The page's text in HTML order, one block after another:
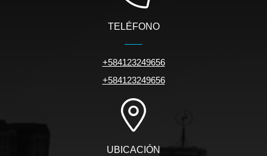
TELÉFONO
+584123249656
+584123249656
UBICACIÓN